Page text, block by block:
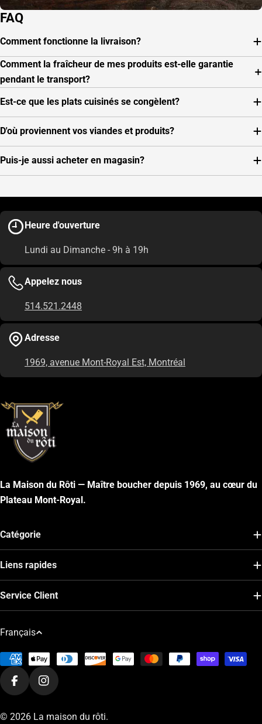
FAQ
Comment fonctionne la livraison?
Comment la fraîcheur de mes produits est-elle garantie
pendant le transport?
Est-ce que les plats cuisinés se congèlent?
D'où proviennent vos viandes et produits?
Puis-je aussi acheter en magasin?
Heure d'ouverture
Lundi au Dimanche - 9h à 19h
Appelez nous
514.521.2448
Adresse
1969, avenue Mont-Royal Est, Montréal
La Maison du Rôti — Maître boucher depuis 1969, au cœur du
Plateau Mont-Royal.
Catégorie
Liens rapides
Service Client
L
n
g
u
Français
Modes
de
paiement
FacebookInstagram
© 2026 La maison du rôti.